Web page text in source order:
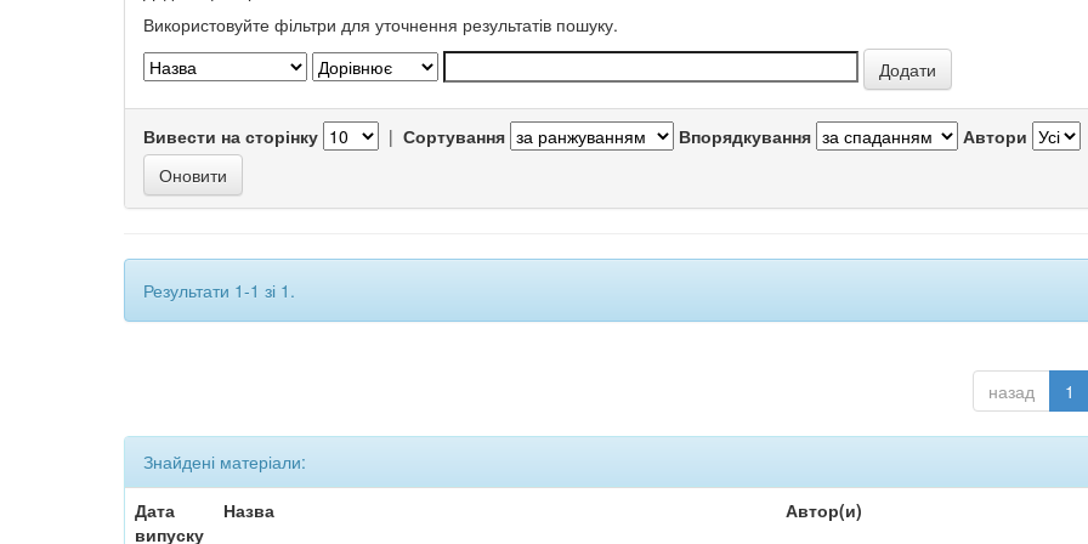
Використовуйте фільтри для уточнення результатів пошуку.
Вивести на сторінку | Сортування Впорядкування Автори
Результати 1-1 зі 1.
назад 1
Знайдені матеріали:
Дата
випуску
Назва Автор(и)